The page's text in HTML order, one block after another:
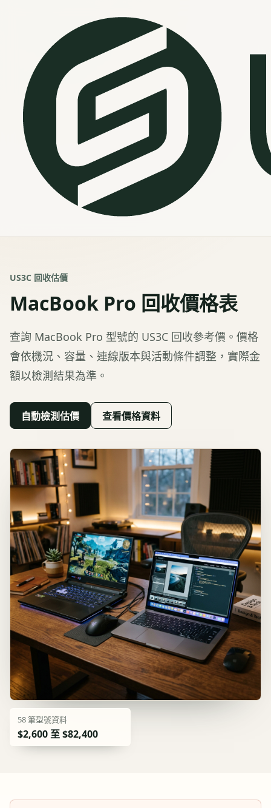
US3C 回收估價
MacBook Pro 回收價格表
查詢 MacBook Pro 型號的 US3C 回收參考價。價格
會依機況、容量、連線版本與活動條件調整，實際金
額以檢測結果為準。
自動檢測估價 查看價格資料
58筆型號資料
$2,600 至 $82,400